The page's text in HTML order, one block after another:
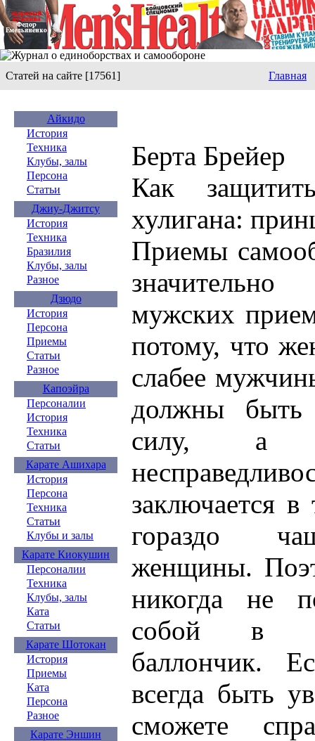
Статей на сайте [17561] Главная
Айкидо
История
Техника
Клубы, залы
Персона
Статьи
Джиу-Джитсу
История
Техника
Бразилия
Клубы, залы
Разное
Дзюдо
История
Персона
Приемы
Статьи
Разное
Капоэйра
Персоналии
История
Техника
Статьи
Карате Ашихара
История
Персона
Техника
Статьи
Клубы и залы
Карате Киокушин
Персоналии
Техника
Клубы, залы
Ката
Статьи
Карате Шотокан
История
Приемы
Ката
Персона
Разное
Карате Эншин
Берта Брейер
Как
хулигана:
Приемы
мужских
потому, что
слабее
должны быть
силу, а
заключается
гораздо
женщины.
никогда не
собой в
баллончик.
всегда быть
сможете